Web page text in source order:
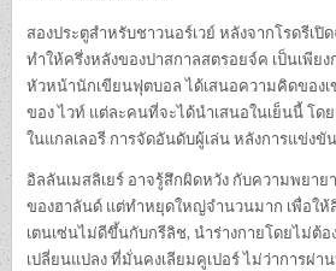
สองประตูสําหรับชาวนอร์เวย์ หลังจากโรดรีเ
ทําให้ครึ่งหลังของปาสกาลสตรอยจ์ค เป็นเพีย
หัวหน้านักเขียนฟุตบอล ได้เสนอความคิดของเ
ของ ไวท์ แต่ละคนที่จะได้นําเสนอในเย็นนี้ โด
ในแกลเลอรี การจัดอันดับผู้เล่น หลังการแข่งขั
อิลลันเมสลิเยร์ อาจรู้สึกผิดหวัง กับความพยาย
ของฮาลันด์ แต่ทําหยุดใหญ่จํานวนมาก เพื่อใ
เตนเซ่นไม่ดีขึ้นกับกรีลิช, นําร่างกายโดยไม่ต้อ
เปลี่ยนแปลง ที่มั่นคงเลียมคูเปอร์ ไม่ว่าการผ่า